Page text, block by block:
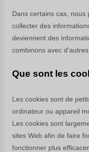
Dans certains cas, nous
collecter des
deviennent des
combinons avec
Que sont les
Les cookies sont de
ordinateur ou appareil
Les cookies sont
sites Web afin de faire
fonctionner plus